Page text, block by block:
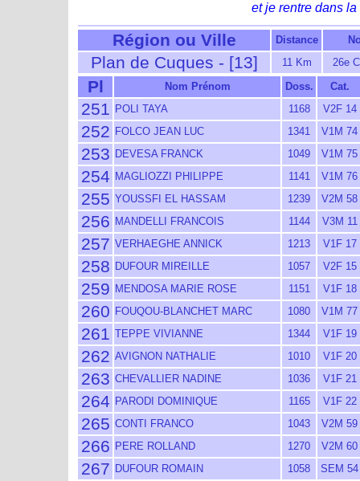
et je rentre dans la
Région ou Ville Distance
Plan de Cuques - [13] 11 Km 26e
Pl Nom Prénom Doss. Cat.
251 POLI TAYA 1168 V2F 14
252 FOLCO JEAN LUC 1341 V1M 74
253 DEVESA FRANCK 1049 V1M 75
254 MAGLIOZZI PHILIPPE 1141 V1M 76
255 YOUSSFI EL HASSAM 1239 V2M 58
256 MANDELLI FRANCOIS 1144 V3M 11
257 VERHAEGHE ANNICK 1213 V1F 17
258 DUFOUR MIREILLE 1057 V2F 15
259 MENDOSA MARIE ROSE 1151 V1F 18
260 FOUQOU-BLANCHET MARC 1080 V1M 77
261 TEPPE VIVIANNE 1344 V1F 19
262 AVIGNON NATHALIE 1010 V1F 20
263 CHEVALLIER NADINE 1036 V1F 21
264 PARODI DOMINIQUE 1165 V1F 22
265 CONTI FRANCO 1043 V2M 59
266 PERE ROLLAND 1270 V2M 60
267 DUFOUR ROMAIN 1058 SEM 54